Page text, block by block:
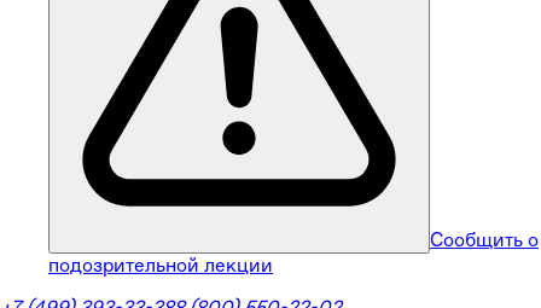
Сообщить о
подозрительной лекции